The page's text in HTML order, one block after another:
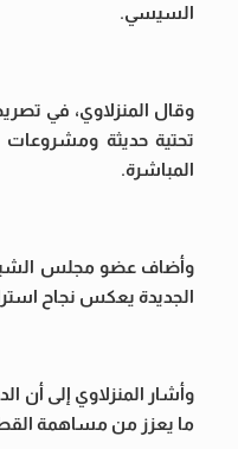
السيسي.
وقال المنزلاوي، في
تحتية حديثة ومشروعات
المباشرة.
وأضاف عضو مجلس الشيوخ
الجديدة يعكس نجاح
وأشار المنزلاوي إلى
ما يعزز من مساهمة